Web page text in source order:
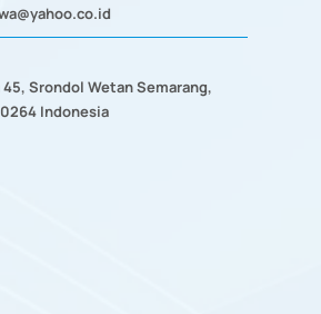
45, Srondol Wetan Semarang,
Indonesia